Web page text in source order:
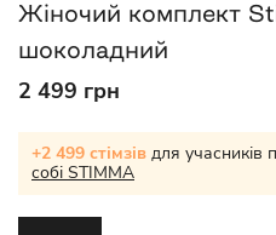
Жіночий комплект
шоколадний
2 499 грн
+2 499 стімзів для учасників
собі STIMMA